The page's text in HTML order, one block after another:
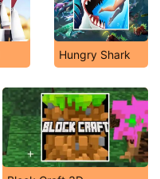
Hungry Shark